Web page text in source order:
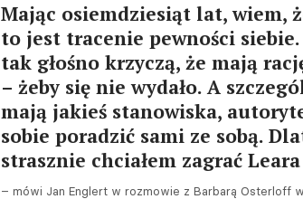
Warszawa.
Mając osiemdziesiąt lat, wiem,
to jest tracenie pewności
tak głośno krzyczą, że mają
– żeby się nie wydało. A
mają jakieś stanowiska,
sobie poradzić sami ze sobą.
strasznie chciałem zagrać Leara
– mówi Jan Englert w rozmowie z Barbarą Osterloff w